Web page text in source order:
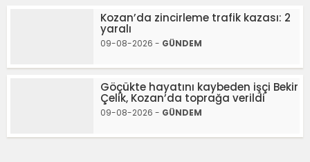
Kozan’da zincirleme trafik kazası: 2
yaralı
09-08-2026 - GÜNDEM
Göçükte hayatını kaybeden işçi Bekir
Çelik, Kozan’da toprağa verildi
09-08-2026 - GÜNDEM